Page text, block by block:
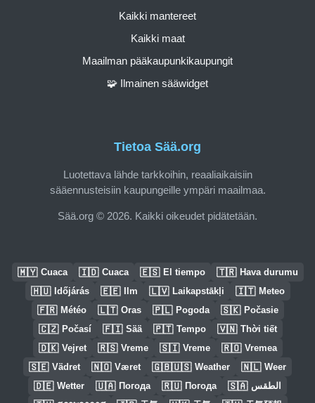
Tietoa Sää.org
Luotettava lähde tarkkoihin, reaaliaikaisiin
sääennusteisiin kaupungeille ympäri maailmaa.
Sää.org © 2026. Kaikki oikeudet pidätetään.
Kaikki mantereet
Kaikki maat
Maailman pääkaupunkikaupungit
🧩 Ilmainen sääwidget
🇲🇾 Cuaca 🇮🇩 Cuaca 🇪🇸 El tiempo 🇹🇷 Hava durumu
🇭🇺 Időjárás 🇪🇪 Ilm 🇱🇻 Laikapstākļi 🇮🇹 Meteo
🇫🇷 Météo 🇱🇹 Oras 🇵🇱 Pogoda 🇸🇰 Počasie
🇨🇿 Počasí 🇫🇮 Sää 🇵🇹 Tempo 🇻🇳 Thời tiết
🇩🇰 Vejret 🇷🇸 Vreme 🇸🇮 Vreme 🇷🇴 Vremea
🇸🇪 Vädret 🇳🇴 Været 🇬🇧🇺🇸 Weather 🇳🇱 Weer
🇩🇪 Wetter 🇺🇦 Погода 🇷🇺 Погода 🇸🇦 الطقس